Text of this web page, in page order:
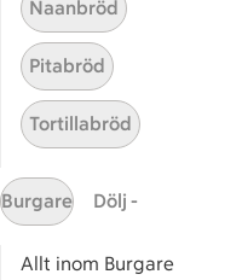
Naanbröd
Pitabröd
Tortillabröd
Burgare Dölj -
Allt inom Burgare